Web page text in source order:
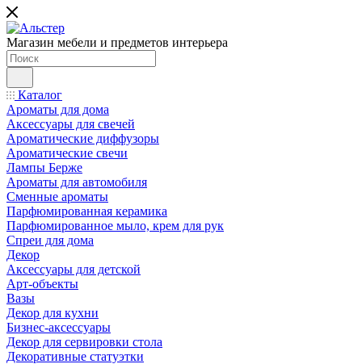
Магазин мебели и предметов интерьера
Каталог
Ароматы для дома
Аксессуары для свечей
Ароматические диффузоры
Ароматические свечи
Лампы Берже
Ароматы для автомобиля
Сменные ароматы
Парфюмированная керамика
Парфюмированное мыло, крем для рук
Спреи для дома
Декор
Аксессуары для детской
Арт-объекты
Вазы
Декор для кухни
Бизнес-аксессуары
Декор для сервировки стола
Декоративные статуэтки